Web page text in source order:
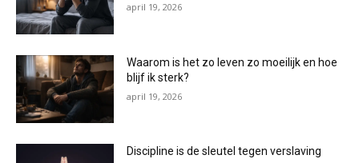
april 19, 2026
Waarom is het zo leven zo moeilijk en hoe
blijf ik sterk?
april 19, 2026
Discipline is de sleutel tegen verslaving